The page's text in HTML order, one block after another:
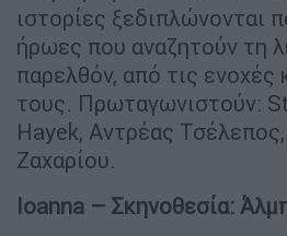
ιστορίες ξεδιπλώνονται
ήρωες που αναζητούν τη
παρελθόν, από τις ενοχές
τους. Πρωταγωνιστούν:
Hayek, Αντρέας
Ζαχαρίου.
Ioanna – Σκηνοθεσία: